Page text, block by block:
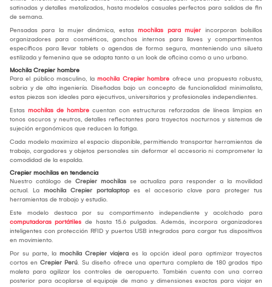
satinadas y detalles metalizados, hasta modelos casuales perfectos para salidas de fin
de semana.
Pensadas para la mujer dinámica, estas mochilas para mujer incorporan bolsillos
organizadores para cosméticos, ganchos internos para llaves y compartimentos
específicos para llevar tablets o agendas de forma segura, manteniendo una silueta
estilizada y femenina que se adapta tanto a un look de oficina como a uno urbano.
Mochila Crepier hombre
Para el público masculino, la mochila Crepier hombre ofrece una propuesta robusta,
sobria y de alta ingeniería. Diseñadas bajo un concepto de funcionalidad minimalista,
estas piezas son ideales para ejecutivos, universitarios y profesionales independientes.
Estas mochilas de hombre cuentan con estructuras reforzadas de líneas limpias en
tonos oscuros y neutros, detalles reflectantes para trayectos nocturnos y sistemas de
sujeción ergonómicos que reducen la fatiga.
Cada modelo maximiza el espacio disponible, permitiendo transportar herramientas de
trabajo, cargadores y objetos personales sin deformar el accesorio ni comprometer la
comodidad de la espalda.
Crepier mochilas en tendencia
Nuestro catálogo de Crepier mochilas se actualiza para responder a la movilidad
actual. La mochila Crepier portalaptopes el accesorio clave para proteger tus
herramientas de trabajo y estudio.
Este modelo destaca por su compartimento independiente y acolchado para
computadoras portátiles de hasta 15.6 pulgadas. Además, incorpora organizadores
inteligentes con protección RFID y puertos USB integrados para cargar tus dispositivos
en movimiento.
Por su parte, la mochila Crepier viajera es la opción ideal para optimizar trayectos
cortos en Crepier Perú. Su diseño ofrece una apertura completa de 180 grados tipo
maleta para agilizar los controles de aeropuerto. También cuenta con una correa
posterior para acoplarse al equipaje de mano y dimensiones exactas para viajar en